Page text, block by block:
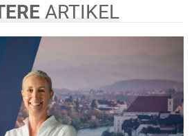
ARTIKEL